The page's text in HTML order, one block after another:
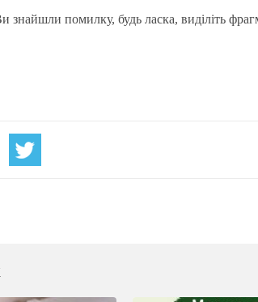
помилку, будь ласка, виділіть